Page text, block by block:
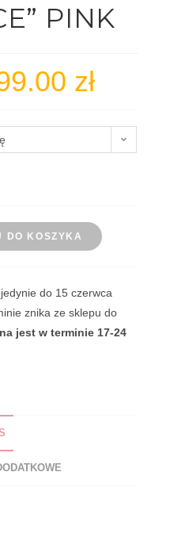
PINK
złZakres
od
79.00 zł
DO KOSZYKA
do 15 czerwca
znika ze sklepu do
jest w terminie 17-24